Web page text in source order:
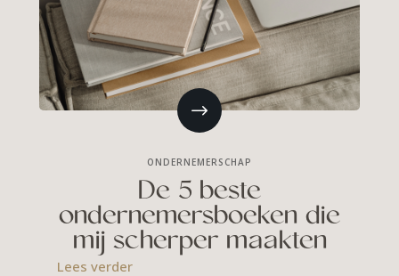
De 5 beste
ondernemersboeken die
mij scherper maakten
ONDERNEMERSCHAP
Lees verder